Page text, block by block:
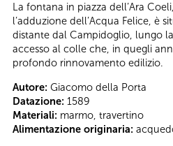
La fontana in piazza dell’Ara
l’adduzione dell’Acqua Felice, è
distante dal Campidoglio, lungo
accesso al colle che, in quegli
profondo rinnovamento edilizio.
Autore: Giacomo della Porta
Datazione: 1589
Materiali: marmo, travertino
Alimentazione originaria: